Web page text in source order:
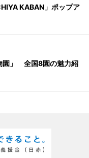
KABAN」ポップア
園」 全国8園の魅力紹